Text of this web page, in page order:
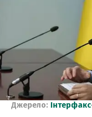
Джерело: